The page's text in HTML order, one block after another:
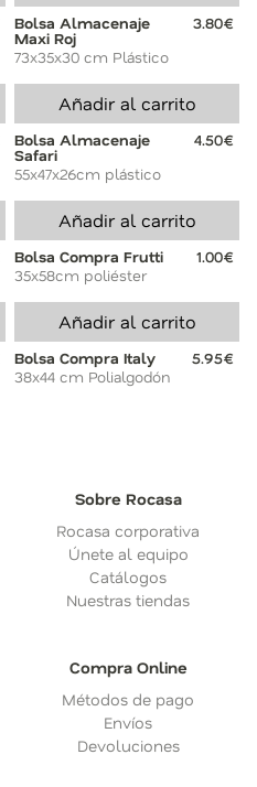
Bolsa Almacenaje
Maxi Roj
3.80€
73x35x30 cm Plástico
Añadir al carrito
Bolsa Almacenaje
Safari
4.50€
55x47x26cm plástico
Añadir al carrito
Bolsa Compra Frutti
1.00€
35x58cm poliéster
Añadir al carrito
Bolsa Compra Italy
5.95€
38x44 cm Polialgodón
Sobre Rocasa
Rocasa corporativa
Únete al equipo
Catálogos
Nuestras tiendas
Compra Online
Métodos de pago
Envíos
Devoluciones